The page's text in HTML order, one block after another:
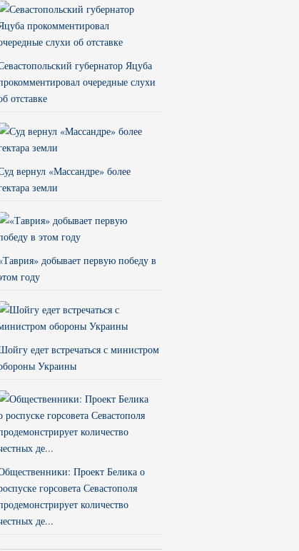
губернатор Яцуба
очередные слухи
отставке
вернул «Массандре» более
земли
добывает первую победу в
году
едет встречаться с министром
Украины
Проект Белика о
горсовета Севастополя
количество
де...